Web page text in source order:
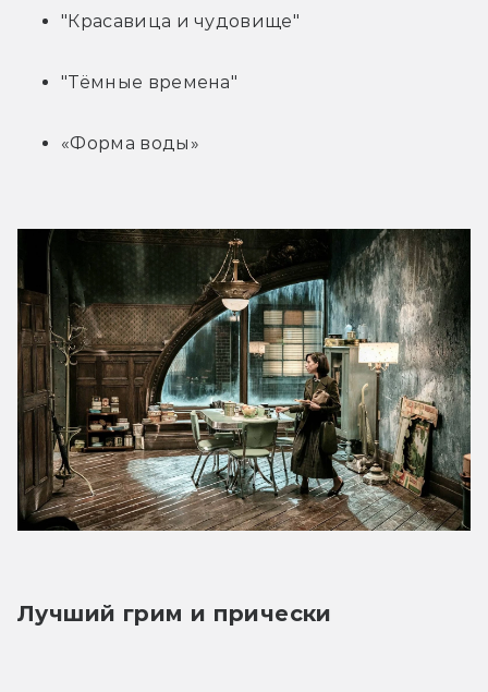
"Красавица и чудовище"
"Тёмные времена"
«Форма воды»
Лучший грим и прически